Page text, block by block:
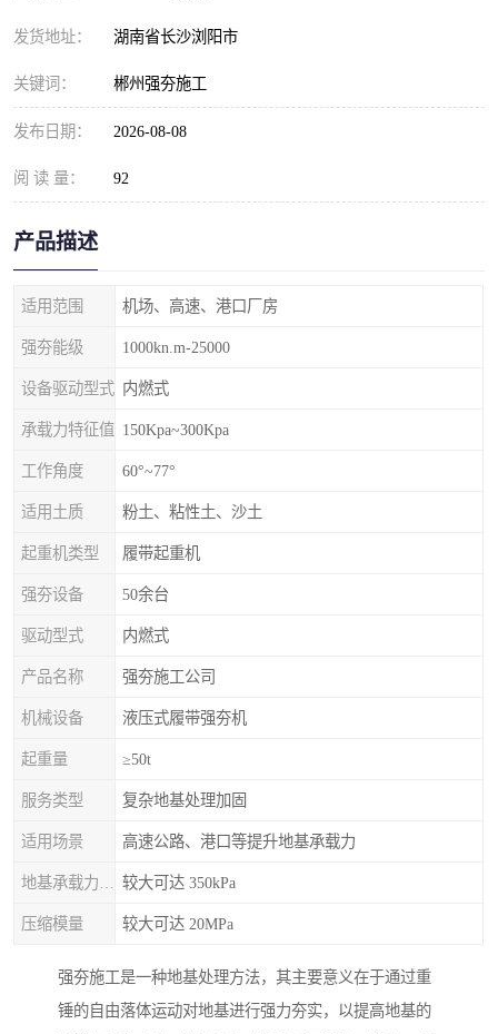
发货地址： 湖南省长沙浏阳市
关键词： 郴州强夯施工
发布日期： 2026-08-08
阅 读 量： 92
产品描述
适用范围 机场、高速、港口厂房
强夯能级 1000kn.m-25000
设备驱动型式 内燃式
承载力特征值 150Kpa~300Kpa
工作角度 60°~77°
适用土质 粉土、粘性土、沙土
起重机类型 履带起重机
强夯设备 50余台
驱动型式 内燃式
产品名称 强夯施工公司
机械设备 液压式履带强夯机
起重量 ≥50t
服务类型 复杂地基处理加固
适用场景 高速公路、港口等提升地基承载力
较大可达 350kPa
压缩模量 较大可达 20MPa
强夯施工是一种地基处理方法，其主要意义在于通过重
锤的自由落体运动对地基进行强力夯实，以提高地基的